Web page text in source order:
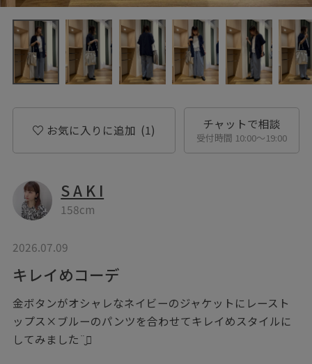
お気に入りに追加 (1) チャットで相談
受付時間 10:00〜19:00
S A K I
158cm
2026.07.09
キレイめコーデ
金ボタンがオシャレなネイビーのジャケットにレースト
ップス×ブルーのパンツを合わせてキレイめスタイルに
してみました¨̮⃝